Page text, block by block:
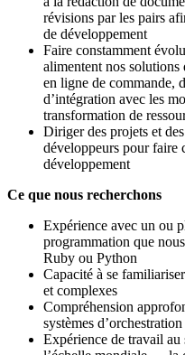
révisions par les pairs
de développement
Faire constamment
alimentent nos solutions
en ligne de commande,
d’intégration avec les
transformation de
Diriger des projets et
développeurs pour faire
développement
Ce que nous recherchons
Expérience avec un ou
programmation que
Ruby ou Python
Capacité à se
et complexes
Compréhension
systèmes d’orchestration
Expérience de travail au